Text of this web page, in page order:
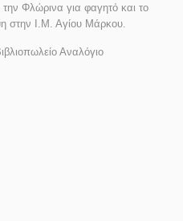
Φλώρινα για φαγητό και το
στην Ι.Μ. Αγίου Μάρκου.
Αναλόγιο